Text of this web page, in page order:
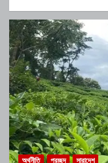
অর্থনীতি প্রচ্ছদ সারাদেশ